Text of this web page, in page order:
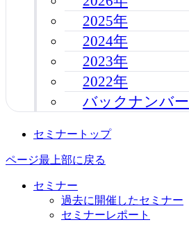
2025年
2024年
2023年
2022年
バックナンバー
セミナートップ
ページ最上部に戻る
セミナー
過去に開催したセミナー
セミナーレポート